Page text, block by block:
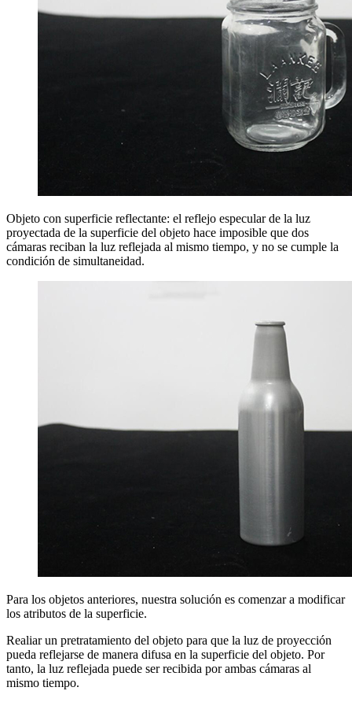
Objeto con superficie reflectante: el reflejo especular de la luz
proyectada de la superficie del objeto hace imposible que dos
cámaras reciban la luz reflejada al mismo tiempo, y no se cumple la
condición de simultaneidad.
Para los objetos anteriores, nuestra solución es comenzar a modificar
los atributos de la superficie.
Realiar un pretratamiento del objeto para que la luz de proyección
pueda reflejarse de manera difusa en la superficie del objeto. Por
tanto, la luz reflejada puede ser recibida por ambas cámaras al
mismo tiempo.